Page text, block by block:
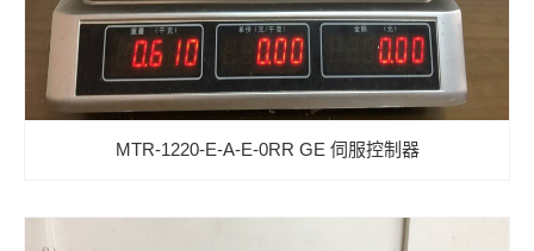
MTR-1220-E-A-E-0RR GE 伺服控制器